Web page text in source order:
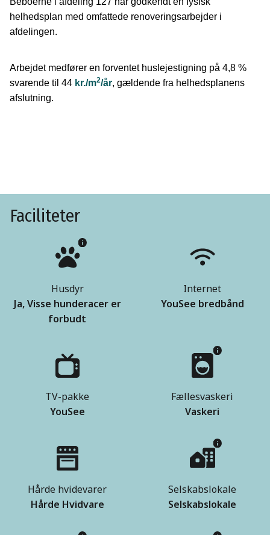
helhedsplan med omfattede renoveringsarbejder i
afdelingen.
Arbejdet medfører en forventet huslejestigning på 4,8 %
svarende til 44 kr./m2/år, gældende fra helhedsplanens
afslutning.
Faciliteter
Husdyr
Ja, Visse hunderacer er
forbudt
Internet
YouSee bredbånd
TV-pakke
YouSee
Fællesvaskeri
Vaskeri
Hårde hvidevarer
Hårde Hvidvare
Selskabslokale
Selskabslokale